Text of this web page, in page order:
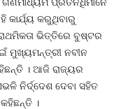
କାର୍ଯ୍ୟ କରୁଥିବାରୁ
ଭିତ୍ତିରେ ବୁଷ୍ଟର
ମୁଖ୍ୟମନ୍ତ୍ରୀ ନବୀନ
। ଆଜି ରାଜ୍ୟର
ନିର୍ଦ୍ଦେଶ ଦେବା ସହିତ
।